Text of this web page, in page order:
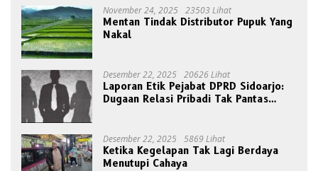
November 24, 2025 23503 Lihat
Mentan Tindak Distributor Pupuk Yang
Nakal
Desember 22, 2025 20626 Lihat
Laporan Etik Pejabat DPRD Sidoarjo:
Dugaan Relasi Pribadi Tak Pantas
Desember 22, 2025 5869 Lihat
Ketika Kegelapan Tak Lagi Berdaya
Menutupi Cahaya